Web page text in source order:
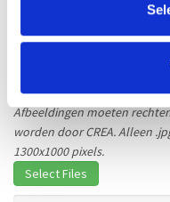
Select Files
Afbeeldingen moeten
worden door CREA. Alleen
1300x1000 pixels.